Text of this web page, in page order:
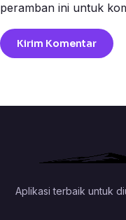
peramban ini untuk
Aplikasi terbaik untuk